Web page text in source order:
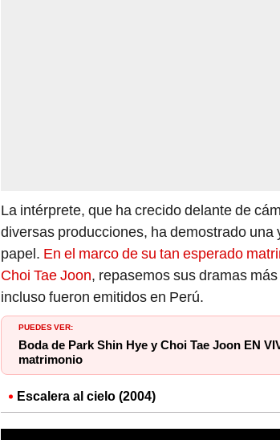
La intérprete, que ha crecido delante de
diversas producciones, ha demostrado
papel. En el marco de su tan esperado
Choi Tae Joon, repasemos sus dramas
incluso fueron emitidos en Perú.
PUEDES VER:
Boda de Park Shin Hye y Choi Tae Joon EN
matrimonio
Escalera al cielo (2004)